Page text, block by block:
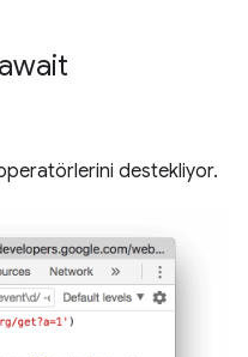
destekliyor.